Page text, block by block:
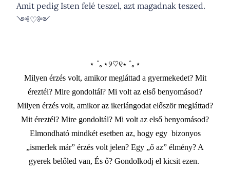
Amit pedig Isten felé teszel, azt magadnak teszed.
༺♡༻
⋆ ˚｡⋆୨♡୧⋆ ˚｡⋆
Milyen érzés volt, amikor megláttad a gyermekedet? Mit
éreztél? Mire gondoltál? Mi volt az első benyomásod?
Milyen érzés volt, amikor az ikerlángodat először megláttad?
Mit éreztél? Mire gondoltál? Mi volt az első benyomásod?
Elmondható mindkét esetben az, hogy egy bizonyos
„ismerlek már” érzés volt jelen? Egy „ő az” élmény? A
gyerek belőled van, És ő? Gondolkodj el kicsit ezen.